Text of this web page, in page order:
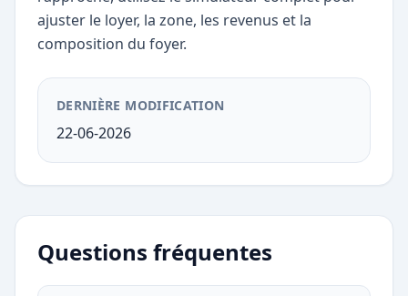
ajuster le loyer, la zone, les revenus et la
composition du foyer.
DERNIÈRE MODIFICATION
22-06-2026
Questions fréquentes